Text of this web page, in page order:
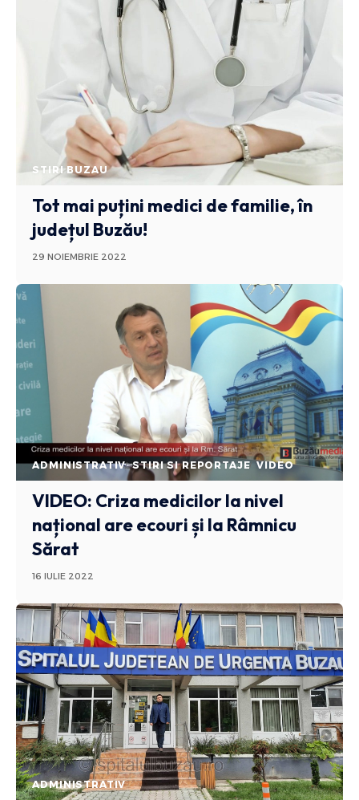
STIRI BUZAU
Tot mai puțini medici de familie, în
județul Buzău!
29 NOIEMBRIE 2022
ADMINISTRATIV STIRI SI REPORTAJE VIDEO
VIDEO: Criza medicilor la nivel
național are ecouri și la Râmnicu
Sărat
16 IULIE 2022
ADMINISTRATIV